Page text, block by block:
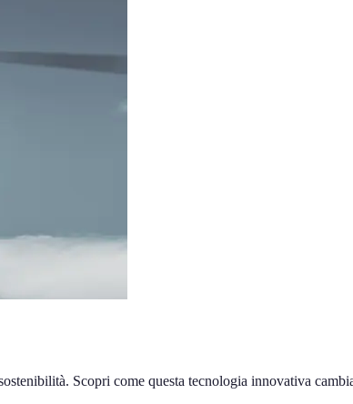
Scopri come questa tecnologia innovativa